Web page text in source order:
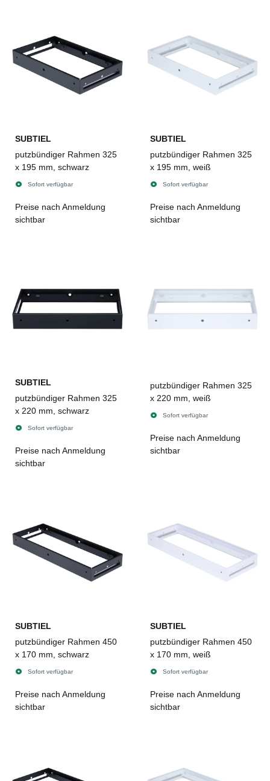
SUBTIEL
putzbündiger Rahmen 325
x 195 mm, schwarz
Sofort verfügbar
Preise nach Anmeldung
sichtbar
SUBTIEL
putzbündiger Rahmen 325
x 195 mm, weiß
Sofort verfügbar
Preise nach Anmeldung
sichtbar
SUBTIEL
putzbündiger Rahmen 325
x 220 mm, schwarz
Sofort verfügbar
Preise nach Anmeldung
sichtbar
putzbündiger Rahmen 325
x 220 mm, weiß
Sofort verfügbar
Preise nach Anmeldung
sichtbar
SUBTIEL
putzbündiger Rahmen 450
x 170 mm, schwarz
Sofort verfügbar
Preise nach Anmeldung
sichtbar
SUBTIEL
putzbündiger Rahmen 450
x 170 mm, weiß
Sofort verfügbar
Preise nach Anmeldung
sichtbar